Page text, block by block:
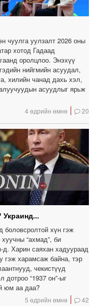
чуулга уулзалт 2026 оны
хотод Гадаад
оролцлоо. Энэхүү
нийгмийн асуудал,
хилийн чанад дахь хэл,
асуудлыг ярьж
4 өдрийн өмнө 20
боловсролтой хүн гэж
“ахмад”, би
д. Харин саяхан хадуураад
гэж харамсаж байна, тэр
чекистүүд
дотроо “1937 он”-ыг
юм аа даа?
5 өдрийн өмнө 42